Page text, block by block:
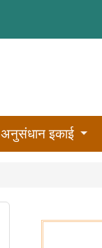
अनुसंधान इकाई